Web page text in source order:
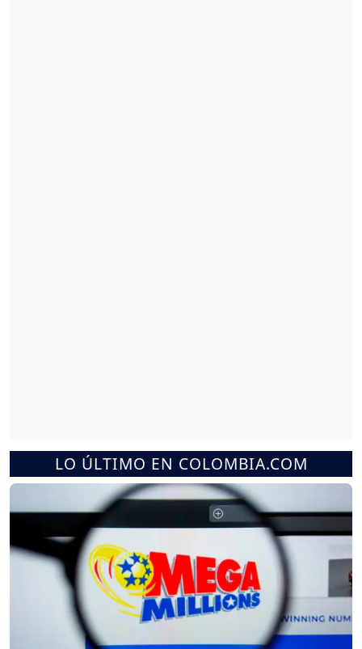
LO ÚLTIMO EN COLOMBIA.COM